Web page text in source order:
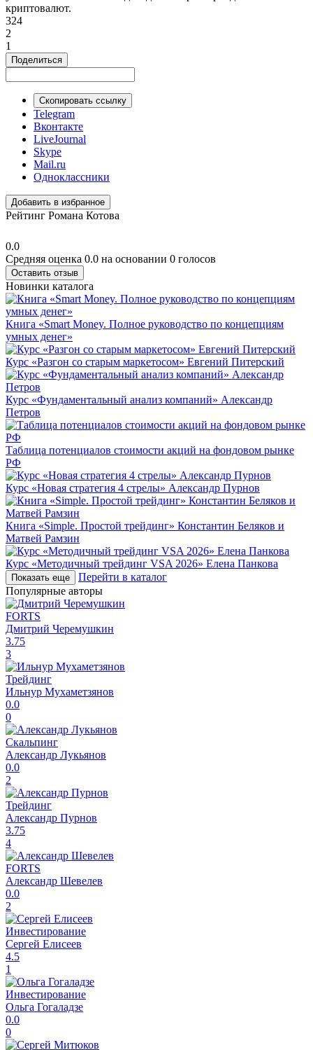
криптовалют.
324
2
1
Поделиться
Скопировать ссылку
Telegram
Вконтакте
LiveJournal
Skype
Mail.ru
Одноклассники
Добавить в избранное
Рейтинг Романа Котова
0.0
Средняя оценка 0.0 на основании 0 голосов
Оставить отзыв
Новинки каталога
Книга «Smart Money. Полное руководство по концепциям
умных денег»
Курс «Разгон со старым маркетосом» Евгений Питерский
Курс «Фундаментальный анализ компаний» Александр
Петров
Таблица потенциалов стоимости акций на фондовом рынке
РФ
Курс «Новая стратегия 4 стрелы» Александр Пурнов
Книга «Simple. Простой трейдинг» Константин Беляков и
Матвей Рамзин
Курс «Методичный трейдинг VSA 2026» Елена Панкова
Показать еще
Перейти в каталог
Популярные авторы
FORTS
Дмитрий Черемушкин
3.75
3
Трейдинг
Ильнур Мухаметзянов
0.0
0
Скальпинг
Александр Лукьянов
0.0
2
Трейдинг
Александр Пурнов
3.75
4
FORTS
Александр Шевелев
0.0
2
Инвестирование
Сергей Елисеев
4.5
1
Инвестирование
Ольга Гогаладзе
0.0
0